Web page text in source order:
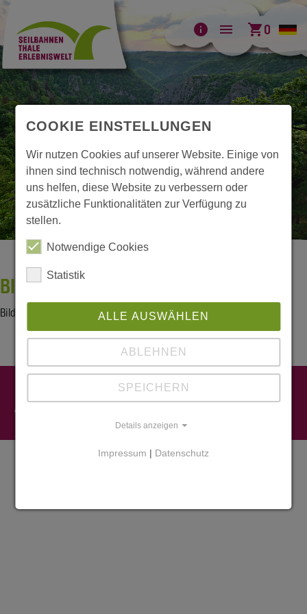
info menu shopping_cart0
BILDERGALERIE BODETAL
Bilder folgen in Kürze.
COOKIE EINSTELLUNGEN
Wir nutzen Cookies auf unserer Website. Einige von
ihnen sind technisch notwendig, während andere
uns helfen, diese Website zu verbessern oder
zusätzliche Funktionalitäten zur Verfügung zu
stellen.
Notwendige Cookies
Statistik
ALLE AUSWÄHLEN
ABLEHNEN
SPEICHERN
Details anzeigen
Impressum | Datenschutz